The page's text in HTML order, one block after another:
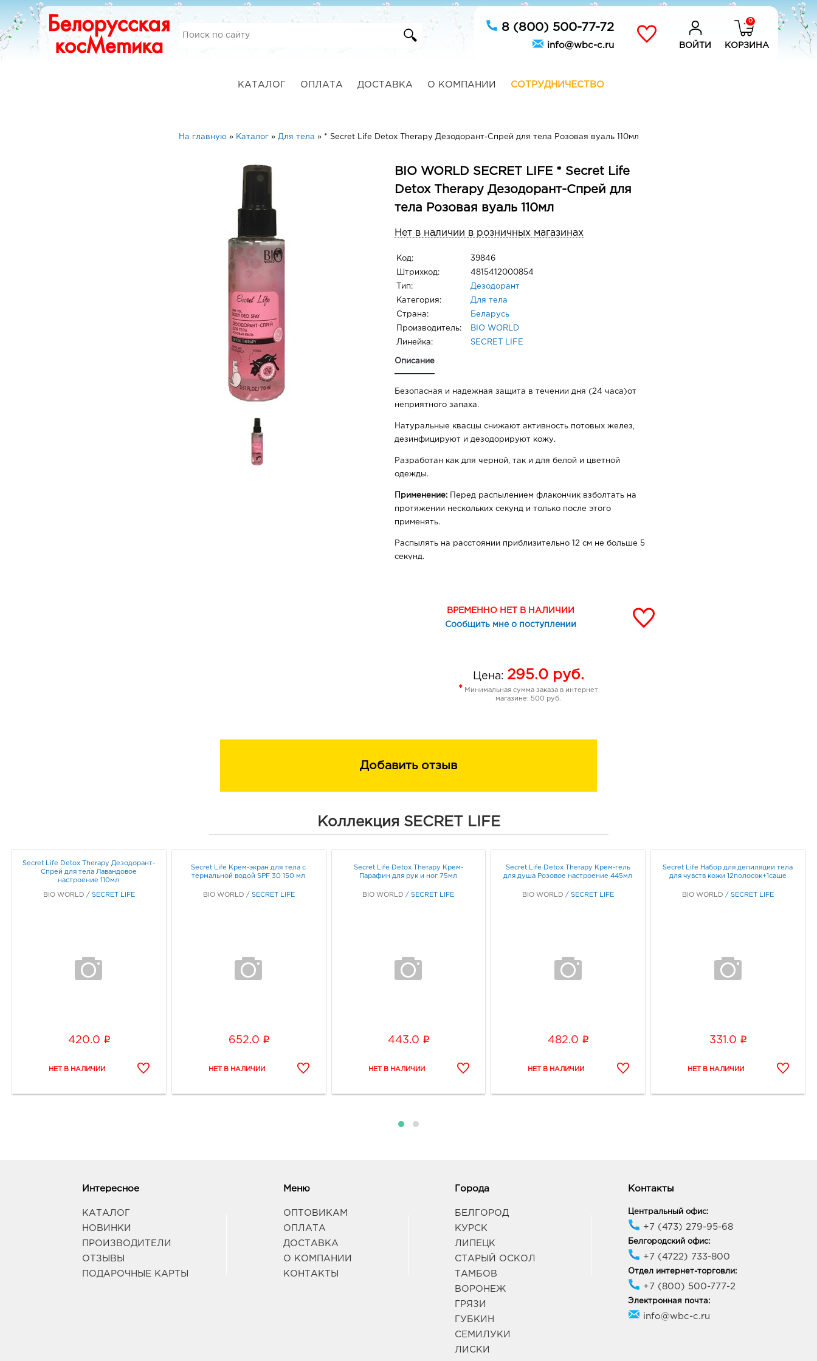
8 (800) 500-77-72
info@wbc-c.ru ВОЙТИ
0
КОРЗИНА
КАТАЛОГ ОПЛАТА ДОСТАВКА О КОМПАНИИ СОТРУДНИЧЕСТВО
На главную» Каталог» Для тела » * Secret Life Detox Therapy Дезодорант-Спрей для тела Розовая вуаль 110мл
BIO WORLD SECRET LIFE * Secret Life
Detox Therapy Дезодорант-Спрей для
тела Розовая вуаль 110мл
Нет в наличии в розничных магазинах
Код: 39846
Штрихкод: 4815412000854
Тип: Дезодорант
Категория: Для тела
Страна: Беларусь
Производитель: BIO WORLD
Линейка: SECRET LIFE
Описание
Безопасная и надежная защита в течении дня (24 часа)от
неприятного запаха.
Натуральные квасцы снижают активность потовых желез,
дезинфицируют и дезодорируют кожу.
Разработан как для черной, так и для белой и цветной
одежды.
Применение: Перед распылением флакончик взболтать на
протяжении нескольких секунд и только после этого
применять.
Распылять на расстоянии приблизительно 12 см не больше 5
секунд.
Extract, Allantoin, Zinc PCA, Parfum, Disodium EDTA, 2-Bromo-2-
ВРЕМЕННО НЕТ В НАЛИЧИИ
Сообщить мне о поступлении
Цена: 295.0руб.
* Минимальная сумма заказа в интернет
магазине: 500 руб.
Добавить отзыв
Коллекция SECRET LIFE
Secret Life Detox Therapy Дезодорант-
Спрей для тела Лавандовое
настроение 110мл
BIO WORLD / SECRET LIFE
420.0 i
Secret Life Крем-экран для тела с
термальной водой SPF 30 150 мл
BIO WORLD / SECRET LIFE
652.0 i
Secret Life Detox Therapy Крем-
Парафин для рук и ног 75мл
BIO WORLD /SECRET LIFE
443.0 i
Secret Life Detox Therapy Крем-гель
для душа Розовое настроение 445мл
BIO WORLD /SECRET LIFE
482.0 i
Secret Life Набор для депиляции тела
для чувств кожи 12полосок+1саше
BIO WORLD /SECRET LIFE
331.0 i
Интересное
КАТАЛОГ
НОВИНКИ
ПРОИЗВОДИТЕЛИ
ОТЗЫВЫ
ПОДАРОЧНЫЕ КАРТЫ
Меню
ОПТОВИКАМ
ОПЛАТА
ДОСТАВКА
О КОМПАНИИ
КОНТАКТЫ
Города
БЕЛГОРОД
КУРСК
ЛИПЕЦК
СТАРЫЙ ОСКОЛ
ТАМБОВ
ВОРОНЕЖ
ГРЯЗИ
ГУБКИН
СЕМИЛУКИ
ЛИСКИ
Контакты
Центральный офис:
+7 (473) 279-95-68
Белгородский офис:
+7 (4722) 733-800
Отдел интернет-торговли:
+7 (800) 500-777-2
Электронная почта:
info@wbc-c.ru